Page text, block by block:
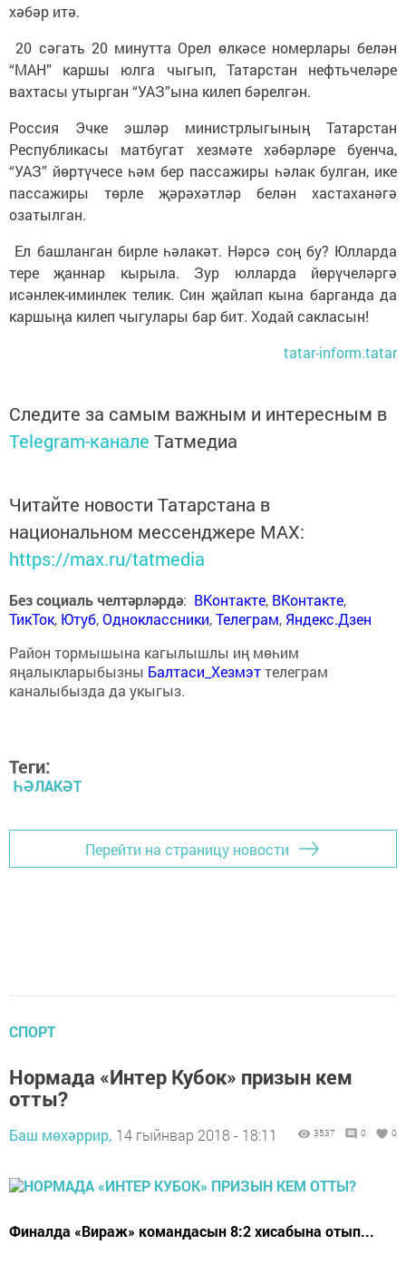
хәбәр итә.
20 сәгать 20 минутта Орел өлкәсе номерлары белән
“МАН” каршы юлга чыгып, Татарстан нефтьчеләре
вахтасы утырган “УАЗ”ына килеп бәрелгән.
Россия Эчке эшләр министрлыгының Татарстан
Республикасы матбугат хезмәте хәбәрләре буенча,
“УАЗ” йөртүчесе һәм бер пассажиры һәлак булган, ике
пассажиры төрле җәрәхәтләр белән хастаханәгә
озатылган.
Ел башланган бирле һәлакәт. Нәрсә соң бу? Юлларда
тере җаннар кырыла. Зур юлларда йөрүчеләргә
исәнлек-иминлек телик. Син җайлап кына барганда да
каршыңа килеп чыгулары бар бит. Ходай сакласын!
tatar-inform.tatar
Следите за самым важным и интересным в
Telegram-канале Татмедиа
Читайте новости Татарстана в
национальном мессенджере MАХ:
https://max.ru/tatmedia
Без социаль челтәрләрдә: ВКонтакте, ВКонтакте,
ТикТок, Ютуб,Одноклассники,Телеграм, Яндекс.Дзен
Район тормышына кагылышлы иң мөһим
яңалыкларыбызны Балтаси_Хезмэттелеграм
каналыбызда да укыгыз.
Теги:
ҺӘЛАКӘТ
Перейти на страницу новости
СПОРТ
Нормада «Интер Кубок» призын кем
отты?
Баш мөхәррир, 14 гыйнвар 2018 - 18:11 3537 0 0
Финалда «Вираж» командасын 8:2 хисабына отып...